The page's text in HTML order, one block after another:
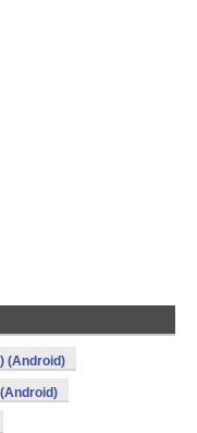
(Android)